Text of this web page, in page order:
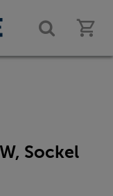
Sockel